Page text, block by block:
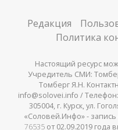
Редакция
Политика
Настоящий ресурс
Учредитель СМИ:
Томберг Я.Н.
info@solovei.info /
305004, г. Курск, ул.
«Соловей.Инфо» -
76535от 02.09.2019 года